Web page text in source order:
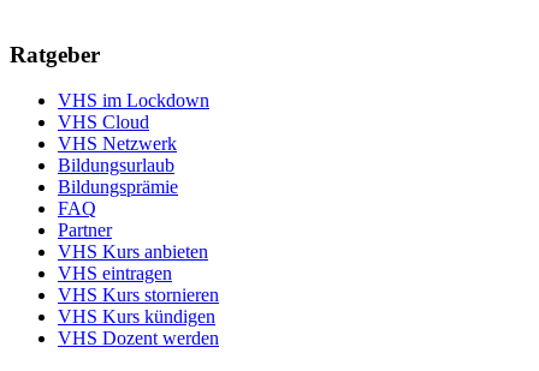
Ratgeber
VHS im Lockdown
VHS Cloud
VHS Netzwerk
Bildungsurlaub
Bildungsprämie
FAQ
Partner
VHS Kurs anbieten
VHS eintragen
VHS Kurs stornieren
VHS Kurs kündigen
VHS Dozent werden